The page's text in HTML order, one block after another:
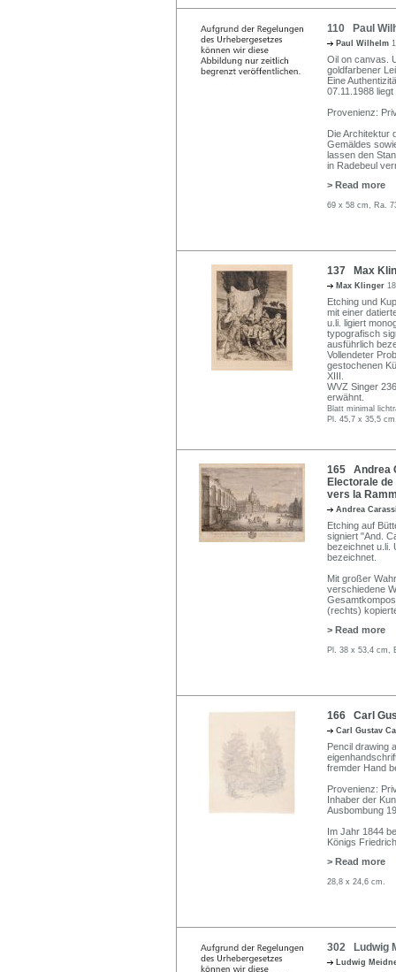
110 Paul
Paul Wilhelm
Oil on canvas.
goldfarbener
Eine
07.11.1988 liegt
Provenienz:
Die Architektur
Gemäldes
lassen den
in Radebeul
> Read more
69 x 58 cm, Ra.
137 Max
Max Klinger
Etching und
mit einer
u.li. ligiert
typografisch
ausführlich
Vollendeter
gestochenen
XIII.
WVZ Singer
erwähnt.
Blatt minimal
Pl. 45,7 x 35,5
165 Andrea
Electorale
vers la
Andrea
Etching auf
signiert "And.
bezeichnet u.li.
bezeichnet.
Mit großer
verschiedene
(rechts)
> Read more
Pl. 38 x 53,4 cm,
166 Carl
Carl Gustav
Pencil drawing
fremder Hand
Provenienz:
Inhaber der
Ausbombung
Im Jahr 1844
Königs
> Read more
28,8 x 24,6 cm.
302 Ludwig
Ludwig